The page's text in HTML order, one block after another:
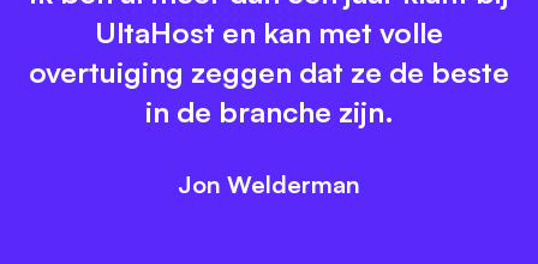
UltaHost en kan met volle
overtuiging zeggen dat ze de beste
in de branche zijn.
Jon Welderman